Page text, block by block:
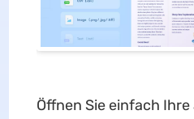
Öffnen Sie einfach